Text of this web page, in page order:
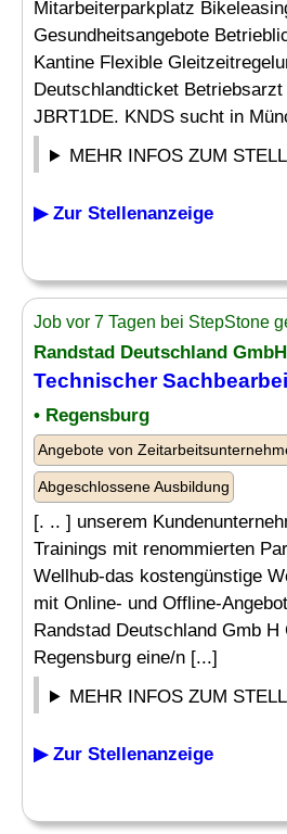
Mitarbeiterparkplatz
Gesundheitsangebote
Kantine Flexible
Deutschlandticket
JBRT1DE. KNDS sucht in
MEHR INFOS ZUM
▶ Zur Stellenanzeige
Job vor 7 Tagen bei StepStone
Randstad Deutschland
Technischer
• Regensburg
Angebote von
Abgeschlossene Ausbildung
[. .. ] unserem
Trainings mit renommierten
Wellhub-das kostengünstige
mit Online- und Offline-
Randstad Deutschland Gmb
Regensburg eine/n [...]
MEHR INFOS ZUM
▶ Zur Stellenanzeige